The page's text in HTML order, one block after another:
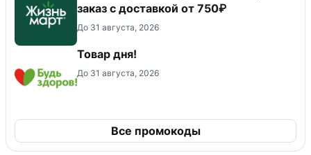
заказ с доставкой от 750₽
До 31 августа, 2026
Товар дня!
До 31 августа, 2026
Все промокоды